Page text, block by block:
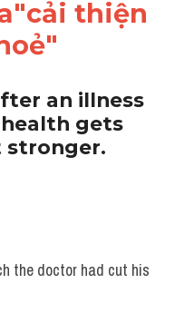
thiện
an illness
gets
stronger.
the doctor had cut his